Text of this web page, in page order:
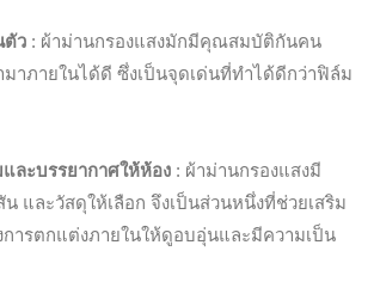
ตัว : ผ้าม่านกรองแสงมักมีคุณสมบัติกันคน
มาภายในได้ดี ซึ่งเป็นจุดเด่นที่ทำได้ดีกว่าฟิล์ม
ละบรรยากาศให้ห้อง : ผ้าม่านกรองแสงมี
และวัสดุให้เลือก จึงเป็นส่วนหนึ่งที่ช่วยเสริม
การตกแต่งภายในให้ดูอบอุ่นและมีความเป็น